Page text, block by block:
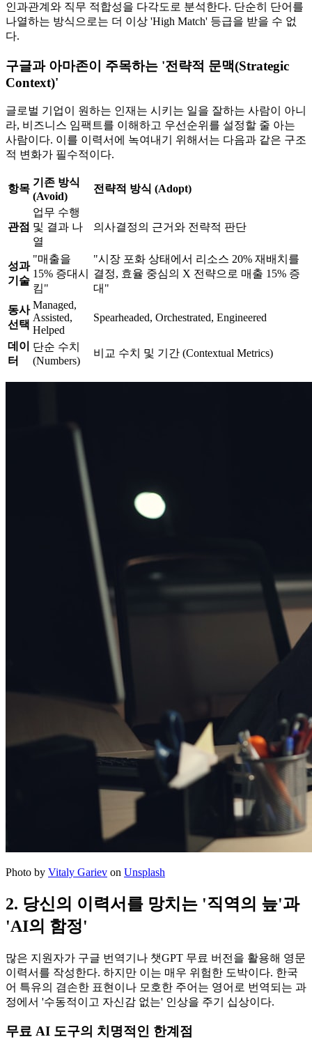
인과관계와 직무 적합성을 다각도로 분석한다. 단순히 단어를
나열하는 방식으로는 더 이상 'High Match' 등급을 받을 수 없
다.
구글과 아마존이 주목하는 '전략적 문맥(Strategic
Context)'
글로벌 기업이 원하는 인재는 시키는 일을 잘하는 사람이 아니
라, 비즈니스 임팩트를 이해하고 우선순위를 설정할 줄 아는
사람이다. 이를 이력서에 녹여내기 위해서는 다음과 같은 구조
적 변화가 필수적이다.
항목
기존 방식
(Avoid)
전략적 방식 (Adopt)
관점
업무 수행
및 결과 나
열
의사결정의 근거와 전략적 판단
성과
기술
"매출을
15% 증대시
킴"
"시장 포화 상태에서 리소스 20% 재배치를
결정, 효율 중심의 X 전략으로 매출 15% 증
대"
동사
선택
Managed,
Assisted,
Helped
Spearheaded, Orchestrated, Engineered
데이
터
단순 수치
(Numbers)
비교 수치 및 기간 (Contextual Metrics)
Photo by Vitaly Gariev on Unsplash
2. 당신의 이력서를 망치는 '직역의 늪'과
'AI의 함정'
많은 지원자가 구글 번역기나 챗GPT 무료 버전을 활용해 영문
이력서를 작성한다. 하지만 이는 매우 위험한 도박이다. 한국
어 특유의 겸손한 표현이나 모호한 주어는 영어로 번역되는 과
정에서 '수동적이고 자신감 없는' 인상을 주기 십상이다.
무료 AI 도구의 치명적인 한계점